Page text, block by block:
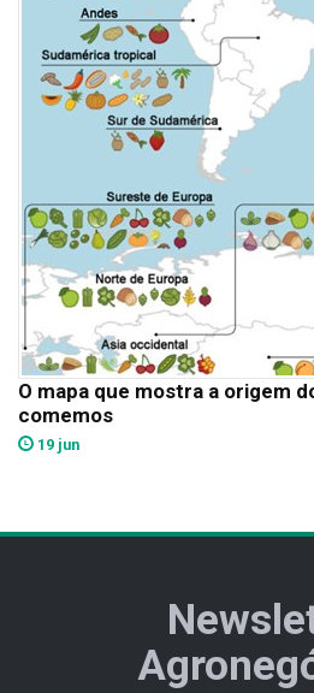
O mapa que mostra a origem
comemos
19 jun